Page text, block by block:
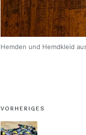
Hemden und Hemdkleid
Post
VORHERIGES